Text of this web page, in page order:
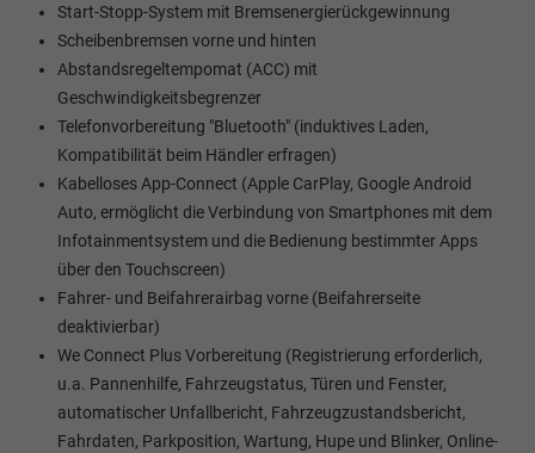
Start-Stopp-System mit Bremsenergierückgewinnung
Scheibenbremsen vorne und hinten
Abstandsregeltempomat (ACC) mit
Geschwindigkeitsbegrenzer
Telefonvorbereitung "Bluetooth" (induktives Laden,
Kompatibilität beim Händler erfragen)
Kabelloses App-Connect (Apple CarPlay, Google Android
Auto, ermöglicht die Verbindung von Smartphones mit dem
Infotainmentsystem und die Bedienung bestimmter Apps
über den Touchscreen)
Fahrer- und Beifahrerairbag vorne (Beifahrerseite
deaktivierbar)
We Connect Plus Vorbereitung (Registrierung erforderlich,
u.a. Pannenhilfe, Fahrzeugstatus, Türen und Fenster,
automatischer Unfallbericht, Fahrzeugzustandsbericht,
Fahrdaten, Parkposition, Wartung, Hupe und Blinker, Online-